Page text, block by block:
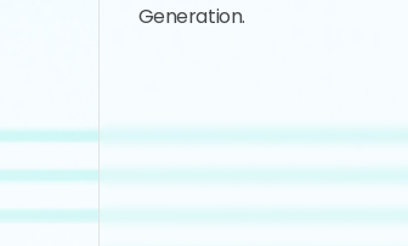
Generation.